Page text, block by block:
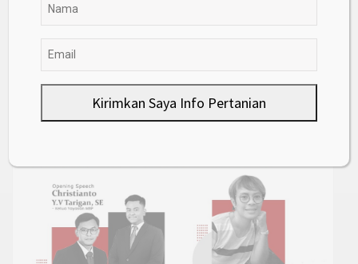
PRODUK OLAHAN TEKNOLOGI PERTANIAN
Inovasi baru, Membuat Sirup Dari
Kirimkan Saya Info Pertanian